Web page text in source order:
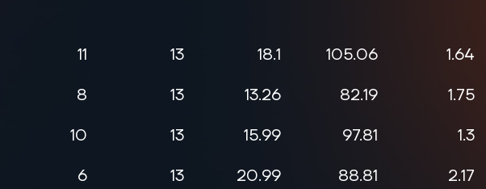
11 13 18.1 105.06 1.64
8 13 13.26 82.19 1.75
10 13 15.99 97.81 1.3
6 13 20.99 88.81 2.17